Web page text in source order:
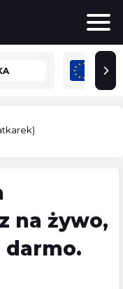
na żywo,
darmo.